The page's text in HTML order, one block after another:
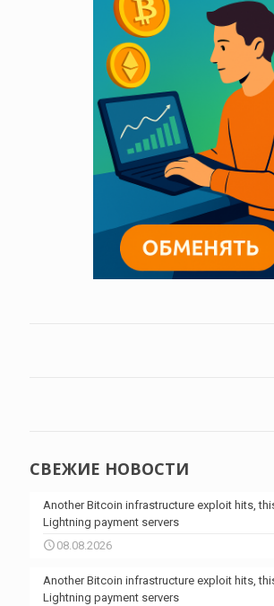
СВЕЖИЕ НОВОСТИ
Another Bitcoin infrastructure exploit hits,
Lightning payment servers
08.08.2026
Another Bitcoin infrastructure exploit hits,
Lightning payment servers